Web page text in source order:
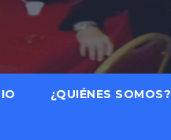
¿QUIÉNES SOMOS?